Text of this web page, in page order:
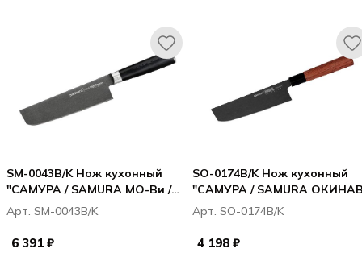
SM-0043B/K Нож кухонный
"САМУРА / SAMURA МО-Ви /
MO-V Stonewash" накири 167
мм, G-10
Арт. SM-0043B/K
6 391 ₽
SO-0174B/K Нож кухонный
"САМУРА / SAMURA
/ OKINAWA" Накири 172 мм,
AUS-8 с галт., палисандр
Арт. SO-0174B/K
4 198 ₽